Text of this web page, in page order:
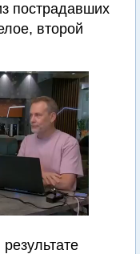
пострадавших
второй